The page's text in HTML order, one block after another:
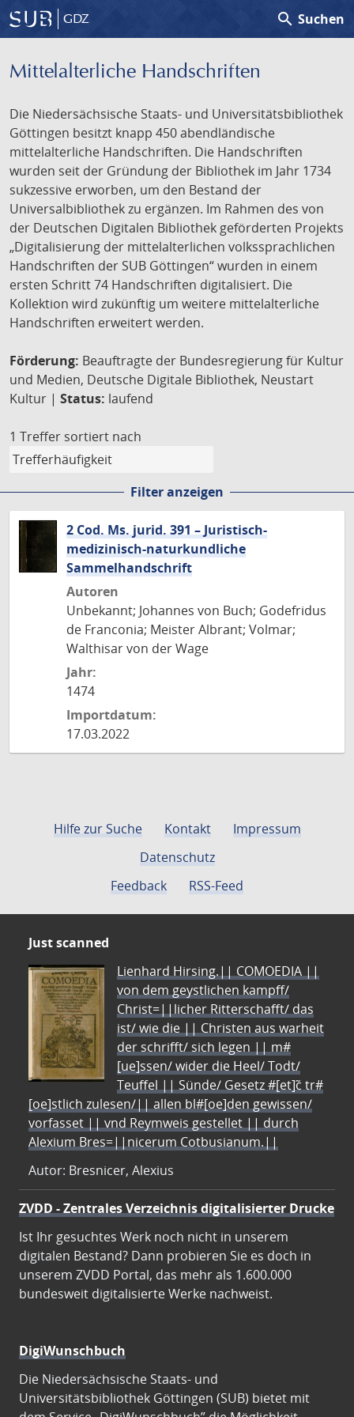
GDZ search Suchen
Mittelalterliche Handschriften
Die Niedersächsische Staats- und Universitätsbibliothek
Göttingen besitzt knapp 450 abendländische
mittelalterliche Handschriften. Die Handschriften
wurden seit der Gründung der Bibliothek im Jahr 1734
sukzessive erworben, um den Bestand der
Universalbibliothek zu ergänzen. Im Rahmen des von
der Deutschen Digitalen Bibliothek geförderten Projekts
„Digitalisierung der mittelalterlichen volkssprachlichen
Handschriften der SUB Göttingen“ wurden in einem
ersten Schritt 74 Handschriften digitalisiert. Die
Kollektion wird zukünftig um weitere mittelalterliche
Handschriften erweitert werden.
Förderung: Beauftragte der Bundesregierung für Kultur
und Medien, Deutsche Digitale Bibliothek, Neustart
Kultur | Status: laufend
1 Treffer sortiert nach
Filter anzeigen
2 Cod. Ms. jurid. 391 – Juristisch-
medizinisch-naturkundliche
Sammelhandschrift
Autoren
Unbekannt; Johannes von Buch; Godefridus
de Franconia; Meister Albrant; Volmar;
Walthisar von der Wage
Jahr:
1474
Importdatum:
17.03.2022
Hilfe zur Suche Kontakt
Impressum
Datenschutz
Feedback
RSS-Feed
Just scanned
Lienhard Hirsing.|| COMOEDIA ||
von dem geystlichen kampff/
Christ=||licher Ritterschafft/ das
ist/ wie die || Christen aus warheit
der schrifft/ sich legen || m#
[ue]ssen/ wider die Heel/ Todt/
Teuffel || Sünde/ Gesetz #[et]c̃ tr#
[oe]stlich zulesen/|| allen bl#[oe]den gewissen/
vorfasset || vnd Reymweis gestellet || durch
Alexium Bres=||nicerum Cotbusianum.||
Autor: Bresnicer, Alexius
ZVDD - Zentrales Verzeichnis digitalisierter Drucke
Ist Ihr gesuchtes Werk noch nicht in unserem
digitalen Bestand? Dann probieren Sie es doch in
unserem ZVDD Portal, das mehr als 1.600.000
bundesweit digitalisierte Werke nachweist.
DigiWunschbuch
Die Niedersächsische Staats- und
Universitätsbibliothek Göttingen (SUB) bietet mit